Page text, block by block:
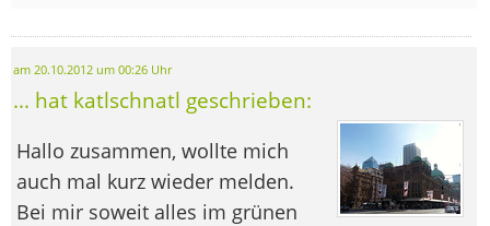
am 20.10.2012 um 00:26 Uhr
... hat katlschnatl geschrieben:
Hallo zusammen, wollte mich
auch mal kurz wieder melden.
Bei mir soweit alles im grünen